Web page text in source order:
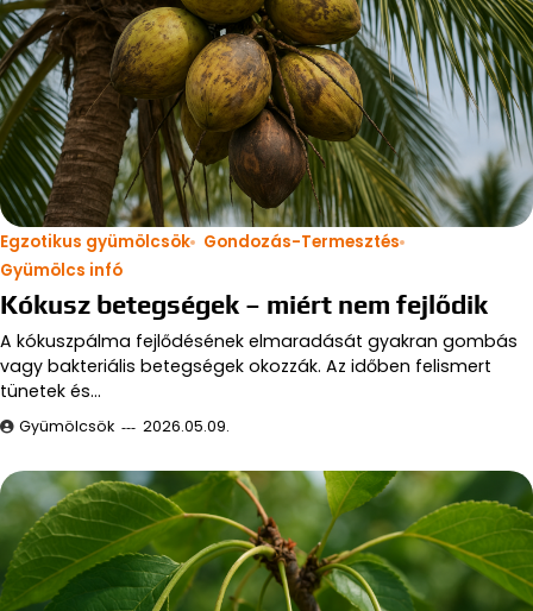
Egzotikus gyümölcsök
Gondozás-Termesztés
Gyümölcs infó
Kókusz betegségek – miért nem fejlődik
A kókuszpálma fejlődésének elmaradását gyakran gombás
vagy bakteriális betegségek okozzák. Az időben felismert
tünetek és…
Gyümölcsök 2026.05.09.